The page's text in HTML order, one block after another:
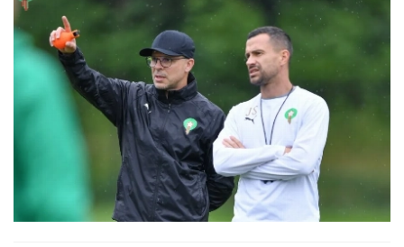
faisant état d’une crise dans le banc de touche et avançant
une relation conflictuelle avec Ouahbi. Sacramento s’est
même dit prêt à reporter son rêve pour prolonger l’aventure
au sein de la tanière marocaine : « meilleur groupe que j'ai eu
dans ma carrière ». Le coach adjoint a également rendu
hommage à la feuille de route tracée par SM le Roi
Mohammed VI et a loué la qualité des installations sportives,
qu’il estime meilleures que plusieurs centres européens.